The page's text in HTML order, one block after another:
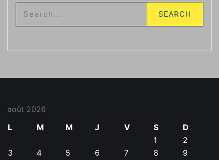
août 2026
L
M M J V S
D
1
2
3
4 5 6 7 8 9